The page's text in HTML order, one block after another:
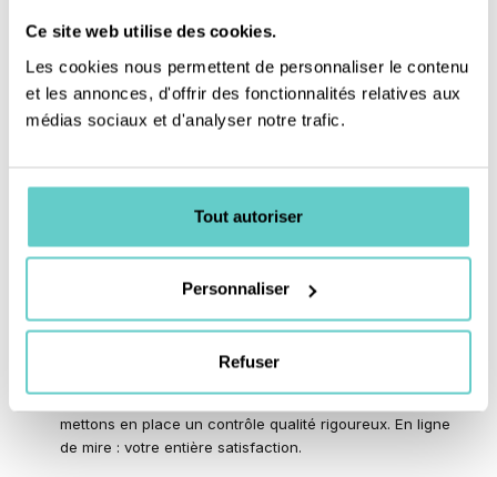
Ce site web utilise des cookies.
Les cookies nous permettent de personnaliser le contenu
et les annonces, d'offrir des fonctionnalités relatives aux
médias sociaux et d'analyser notre trafic.
Tout autoriser
Personnaliser
Refuser
Quelques-unes de nos machines
Centre d’usinage 5 axes robotisé: une précision au
centième pour une pièce finie d’une grande qualité
(tubes, barres, …) ainsi que toutes les opérations
d’usinage traditionnelles (lamage, taraudage, perçage…)
chacune des pièces fabriquées dans notre atelier, nous
mettons en place un contrôle qualité rigoureux. En ligne
de mire : votre entière satisfaction.